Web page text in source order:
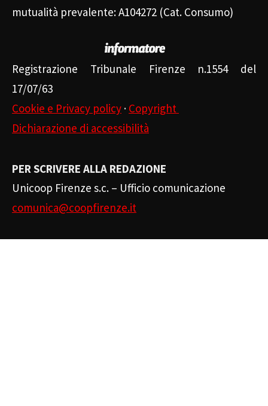
mutualità prevalente: A104272 (Cat. Consumo)
Registrazione Tribunale Firenze n.1554 del
17/07/63
Cookie e Privacy policy · Copyright
Dichiarazione di accessibilità
PER SCRIVERE ALLA REDAZIONE
Unicoop Firenze s.c. – Ufficio comunicazione
comunica@coopfirenze.it